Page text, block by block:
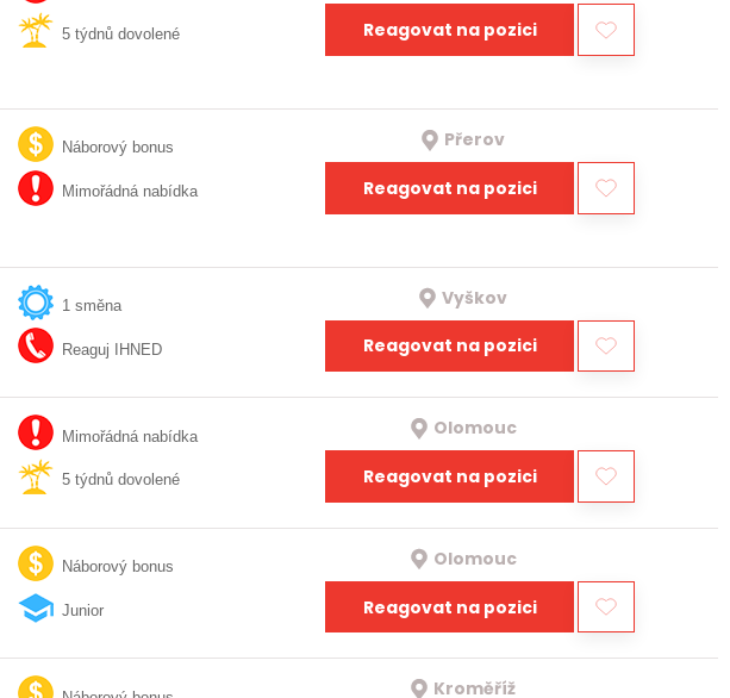
5 týdnů dovolené Reagovat na pozici
Náborový bonus
Mimořádná nabídka
Přerov
Reagovat na pozici
1 směna
Reaguj IHNED
Vyškov
Reagovat na pozici
Mimořádná nabídka
5 týdnů dovolené
Olomouc
Reagovat na pozici
Náborový bonus
Junior
Olomouc
Reagovat na pozici
Kroměříž